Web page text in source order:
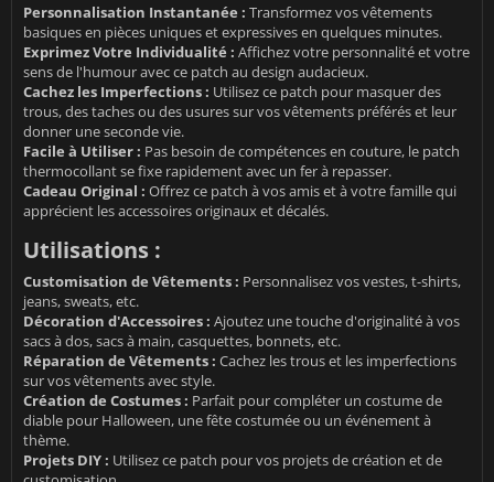
Personnalisation Instantanée : Transformez vos vêtements
basiques en pièces uniques et expressives en quelques minutes.
Exprimez Votre Individualité : Affichez votre personnalité et votre
sens de l'humour avec ce patch au design audacieux.
Cachez les Imperfections : Utilisez ce patch pour masquer des
trous, des taches ou des usures sur vos vêtements préférés et leur
donner une seconde vie.
Facile à Utiliser : Pas besoin de compétences en couture, le patch
thermocollant se fixe rapidement avec un fer à repasser.
Cadeau Original : Offrez ce patch à vos amis et à votre famille qui
apprécient les accessoires originaux et décalés.
Utilisations :
Customisation de Vêtements : Personnalisez vos vestes, t-shirts,
jeans, sweats, etc.
Décoration d'Accessoires : Ajoutez une touche d'originalité à vos
sacs à dos, sacs à main, casquettes, bonnets, etc.
Réparation de Vêtements : Cachez les trous et les imperfections
sur vos vêtements avec style.
Création de Costumes : Parfait pour compléter un costume de
diable pour Halloween, une fête costumée ou un événement à
thème.
Projets DIY : Utilisez ce patch pour vos projets de création et de